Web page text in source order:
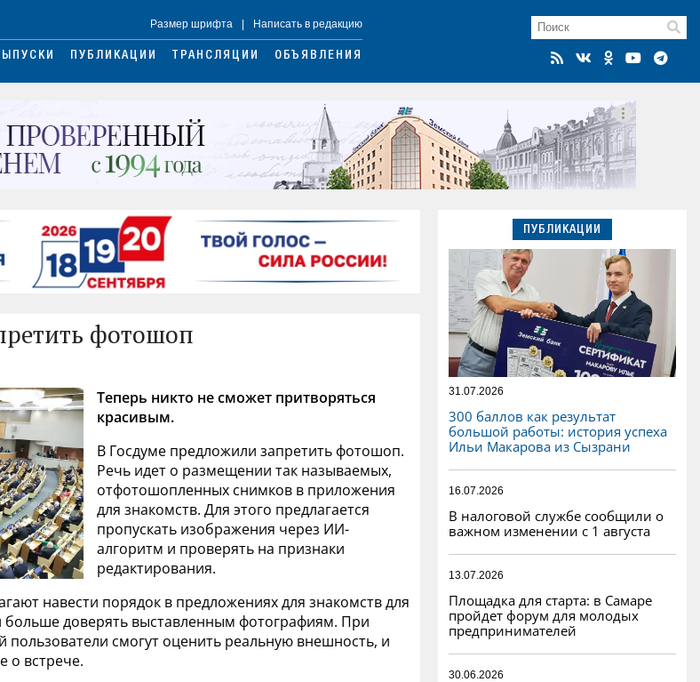
Размер шрифта Написать в редакцию
ПУБЛИКАЦИИ ТРАНСЛЯЦИИ ОБЪЯВЛЕНИЯ
фотошоп
Теперь никто не сможет притворяться
красивым.
В Госдуме предложили запретить фотошоп.
Речь идет о размещении так называемых,
отфотошопленных снимков в приложения
для знакомств. Для этого предлагается
пропускать изображения через ИИ-
алгоритм и проверять на признаки
редактирования.
навести порядок в предложениях для знакомств для
больше доверять выставленным фотографиям. При
пользователи смогут оценить реальную внешность, и
о встрече.
ПУБЛИКАЦИИ
31.07.2026
300 баллов как результат
большой работы: история успеха
Ильи Макарова из Сызрани
16.07.2026
В налоговой службе сообщили о
важном изменении с 1 августа
13.07.2026
Площадка для старта: в Самаре
пройдет форум для молодых
предпринимателей
30.06.2026